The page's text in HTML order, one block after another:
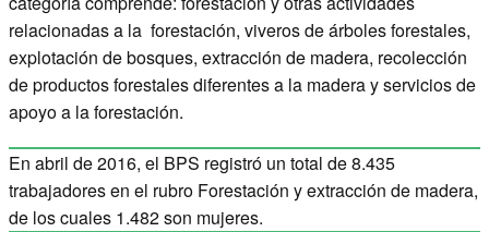
relacionadas a la forestación, viveros de árboles forestales,
explotación de bosques, extracción de madera, recolección
de productos forestales diferentes a la madera y servicios de
apoyo a la forestación.
En abril de 2016, el BPS registró un total de 8.435
trabajadores en el rubro Forestación y extracción de madera,
de los cuales 1.482 son mujeres.